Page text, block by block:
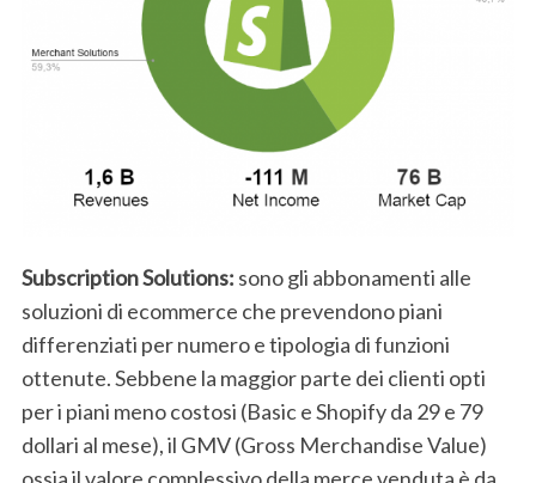
Subscription Solutions: sono gli abbonamenti alle
soluzioni di ecommerce che prevendono piani
differenziati per numero e tipologia di funzioni
ottenute. Sebbene la maggior parte dei clienti opti
per i piani meno costosi (Basic e Shopify da 29 e 79
dollari al mese), il GMV (Gross Merchandise Value)